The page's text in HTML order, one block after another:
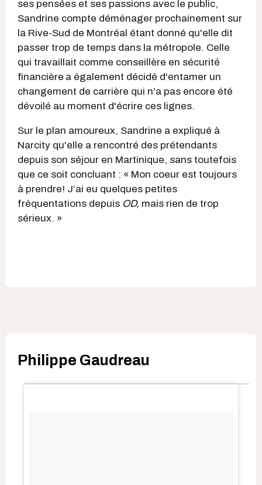
ses pensées et ses passions avec le public,
Sandrine compte déménager prochainement sur
la Rive-Sud de Montréal étant donné qu'elle dit
passer trop de temps dans la métropole. Celle
qui travaillait comme conseillère en sécurité
financière a également décidé d'entamer un
changement de carrière qui n'a pas encore été
dévoilé au moment d'écrire ces lignes.
Sur le plan amoureux, Sandrine a expliqué à
Narcity qu'elle a rencontré des prétendants
depuis son séjour en Martinique, sans toutefois
que ce soit concluant : « Mon coeur est toujours
à prendre! J’ai eu quelques petites
fréquentations depuis OD, mais rien de trop
sérieux. »
Philippe Gaudreau